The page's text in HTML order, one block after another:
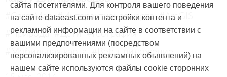
#CarryMap #Интерактивная карта #ArcGIS
#Природа #Дети #География
#Мобильная карта #Веб-приложение
сайта посетителями. Для контроля вашего поведения
на сайте dataeast.com и настройки контента и
рекламной информации на сайте в соответствии с
вашими предпочтениями (посредством
персонализированных рекламных объявлений) на
нашем сайте используются файлы cookie сторонних